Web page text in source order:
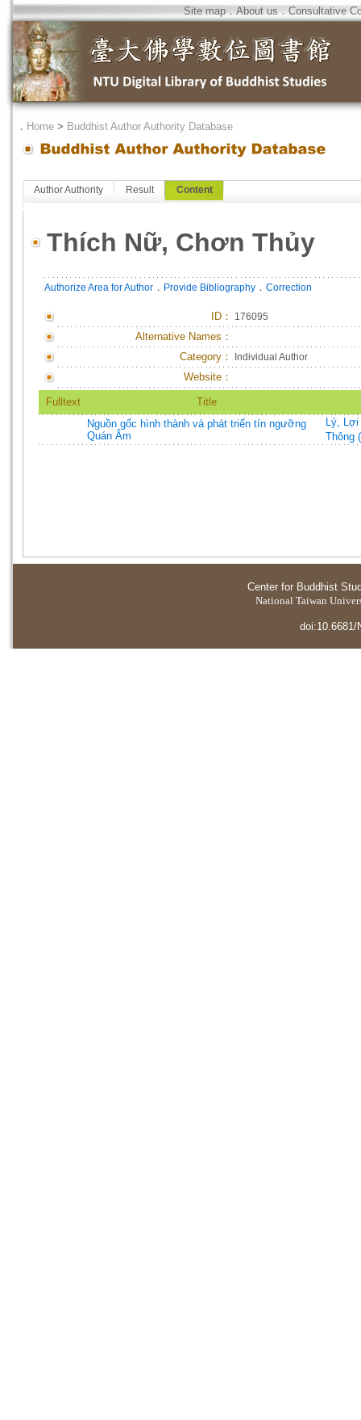
Site map．About us．Consultative
． Home > Buddhist Author Authority Database
Author Authority Result Content
Thích Nữ, Chơn Thủy
Authorize Area for Author ． Provide Bibliography ． Correction
ID ： 176095
Alternative Names：
Category：
Individual Author
Website：
Fulltext
Title
Nguồn gốc hình thành và phát triển tín ngưỡng
Quán Âm
Lý, Lợi
Thông
Center for Buddhist
National Taiwan
doi:10.6681/